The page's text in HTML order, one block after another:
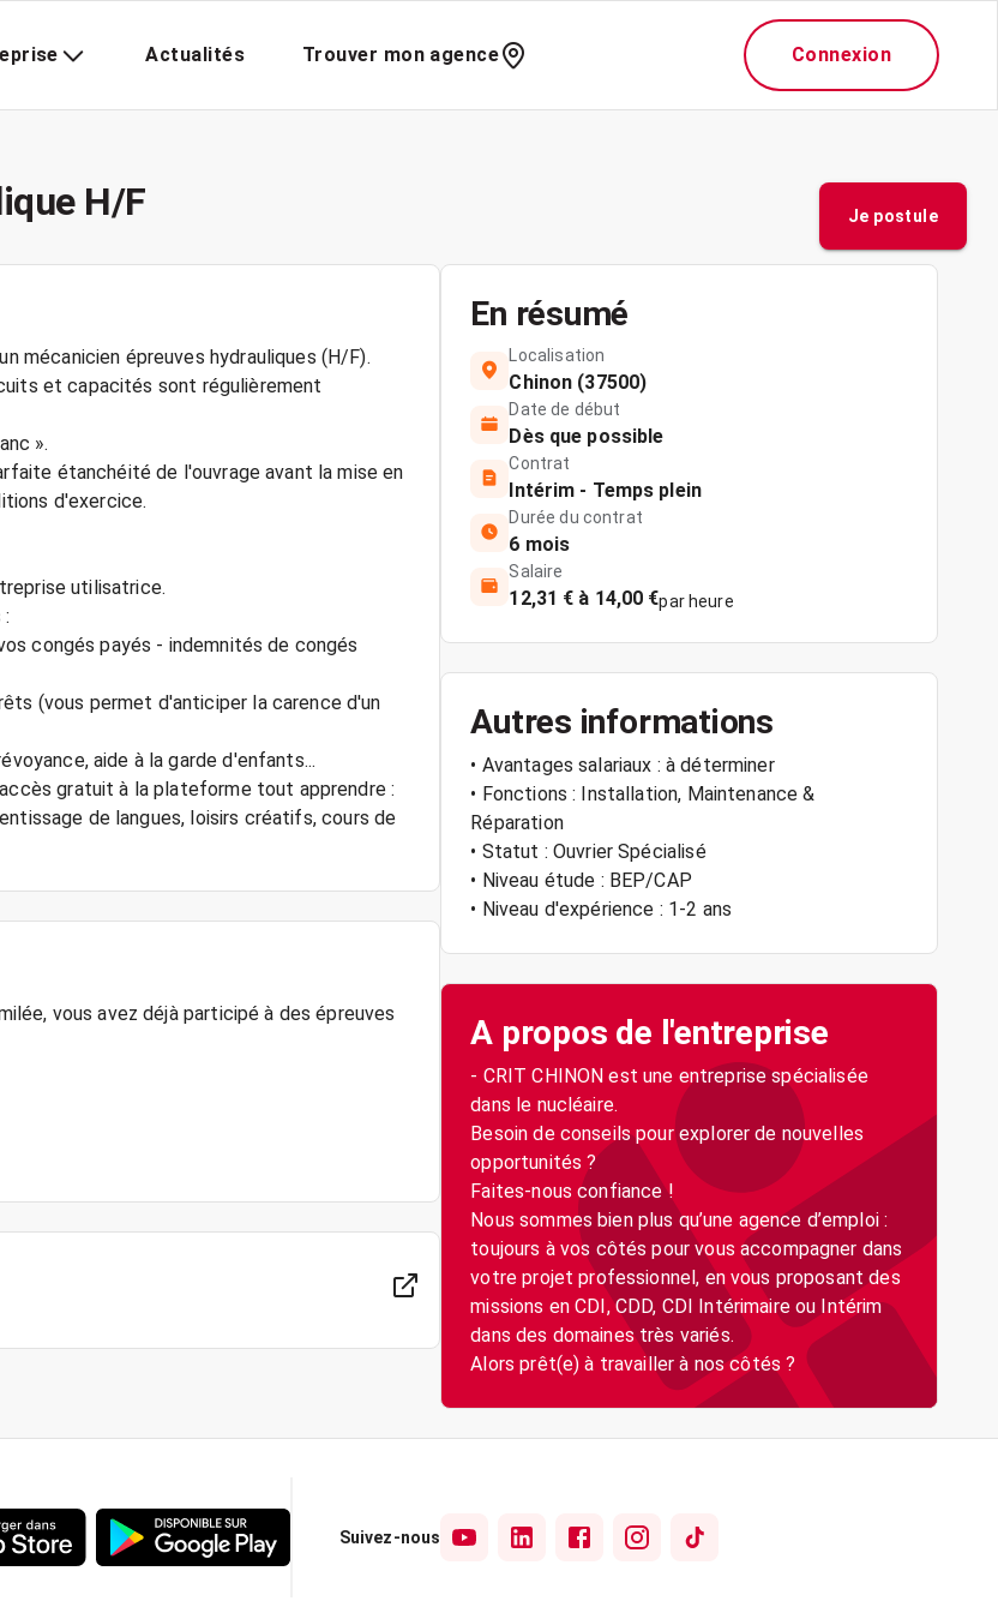
Actualités Trouver mon agence Connexion
H/F Je postule
mécanicien épreuves hydrauliques (H/F).
et capacités sont régulièrement
».
étanchéité de l'ouvrage avant la mise en
d'exercice.
utilisatrice.
congés payés - indemnités de congés
(vous permet d'anticiper la carence d'un
aide à la garde d'enfants...
gratuit à la plateforme tout apprendre :
de langues, loisirs créatifs, cours de
vous avez déjà participé à des épreuves
En résumé
Localisation
Chinon (37500)
Date de début
Dès que possible
Contrat
Intérim - Temps plein
Durée du contrat
6 mois
Salaire
12,31 € à 14,00 €par heure
Autres informations
• Avantages salariaux : à déterminer
• Fonctions : Installation, Maintenance &
Réparation
• Statut : Ouvrier Spécialisé
• Niveau étude : BEP/CAP
• Niveau d'expérience : 1-2 ans
A propos de l'entreprise
- CRIT CHINON est une entreprise spécialisée
dans le nucléaire.
Besoin de conseils pour explorer de nouvelles
opportunités ?
Faites-nous confiance !
Nous sommes bien plus qu’une agence d’emploi :
toujours à vos côtés pour vous accompagner dans
votre projet professionnel, en vous proposant des
missions en CDI, CDD, CDI Intérimaire ou Intérim
dans des domaines très variés.
Alors prêt(e) à travailler à nos côtés ?
Suivez-nous